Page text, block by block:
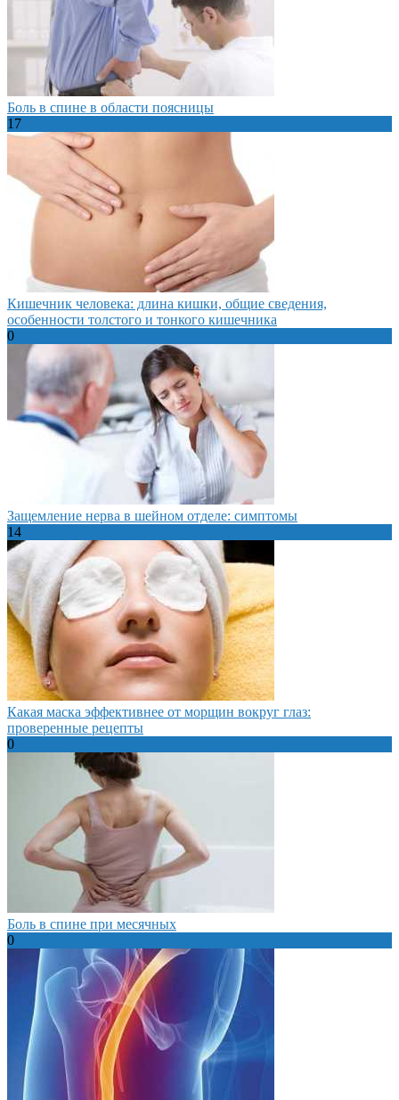
Боль в спине в области поясницы
17
Кишечник человека: длина кишки, общие сведения,
особенности толстого и тонкого кишечника
0
Защемление нерва в шейном отделе: симптомы
14
Какая маска эффективнее от морщин вокруг глаз:
проверенные рецепты
0
Боль в спине при месячных
0